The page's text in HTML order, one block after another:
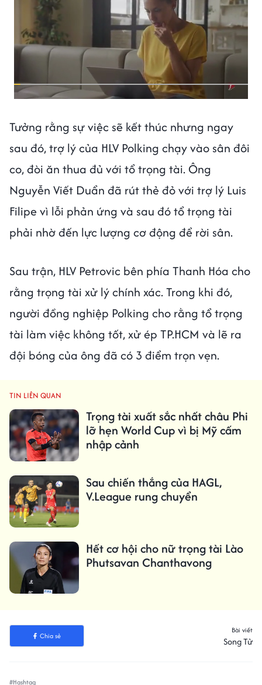
Tưởng rằng sự việc sẽ kết thúc nhưng ngay
sau đó, trợ lý của HLV Polking chạy vào sân đôi
co, đòi ăn thua đủ với tổ trọng tài. Ông
Nguyễn Viết Duẩn đã rút thẻ đỏ với trợ lý Luis
Filipe vì lỗi phản ứng và sau đó tổ trọng tài
phải nhờ đến lực lượng cơ động để rời sân.
Sau trận, HLV Petrovic bên phía Thanh Hóa cho
rằng trọng tài xử lý chính xác. Trong khi đó,
người đồng nghiệp Polking cho rằng tổ trọng
tài làm việc không tốt, xử ép TP.HCM và lẽ ra
đội bóng của ông đã có 3 điểm trọn vẹn.
TIN LIÊN QUAN
Trọng tài xuất sắc nhất châu Phi
lỡ hẹn World Cup vì bị Mỹ cấm
nhập cảnh
Sau chiến thắng của HAGL,
V.League rung chuyển
Hết cơ hội cho nữ trọng tài Lào
Phutsavan Chanthavong
Chia sẻ
Bài viết
Song Tử
#Hashtag